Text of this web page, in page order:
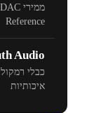
ממירי DAC
Reference
Audio
כבלי
איכותיות